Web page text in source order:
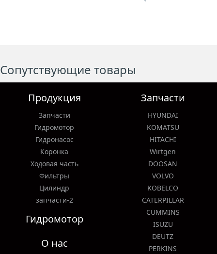
Сопутствующие товары
Продукция
Запчасти
Гидромотор
Гидронасос
Коронка
Ходовая часть
Фильтры
Цилиндр
запчасти-2
Запчасти
HYUNDAI
KOMATSU
HITACHI
Wirtgen
DOOSAN
VOLVO
KOBELCO
CATERPILLAR
CUMMINS
ISUZU
DEUTZ
PERKINS
Гидромотор
О нас